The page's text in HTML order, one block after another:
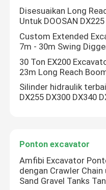
Disesuaikan Long
Untuk DOOSAN
Custom Extended
7m - 30m Swing
30 Ton EX200
23m Long Reach
Silinder hidraulik
DX255 DX300 DX340
Ponton excavator
Amfibi Excavator
dengan Crawler
Sand Gravel Tanks